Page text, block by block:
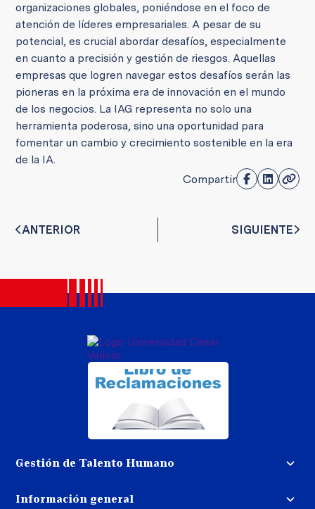
organizaciones globales, poniéndose en el foco de
atención de líderes empresariales. A pesar de su
potencial, es crucial abordar desafíos, especialmente
en cuanto a precisión y gestión de riesgos. Aquellas
empresas que logren navegar estos desafíos serán las
pioneras en la próxima era de innovación en el mundo
de los negocios. La IAG representa no solo una
herramienta poderosa, sino una oportunidad para
fomentar un cambio y crecimiento sostenible en la era
de la IA.
Compartir
ANTERIOR SIGUIENTE
Gestión de Talento Humano
Trabaja con nosotros
Información general